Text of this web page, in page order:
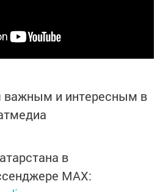
важным и интересным в
в
MАХ: